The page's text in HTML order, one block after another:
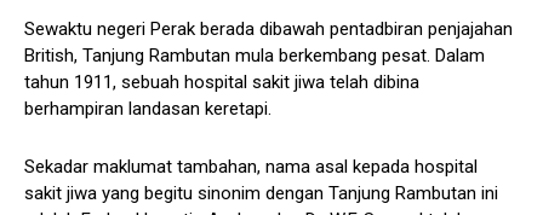
Sewaktu negeri Perak berada dibawah pentadbiran penjajahan
British, Tanjung Rambutan mula berkembang pesat. Dalam
tahun 1911, sebuah hospital sakit jiwa telah dibina
berhampiran landasan keretapi.
Sekadar maklumat tambahan, nama asal kepada hospital
sakit jiwa yang begitu sinonim dengan Tanjung Rambutan ini